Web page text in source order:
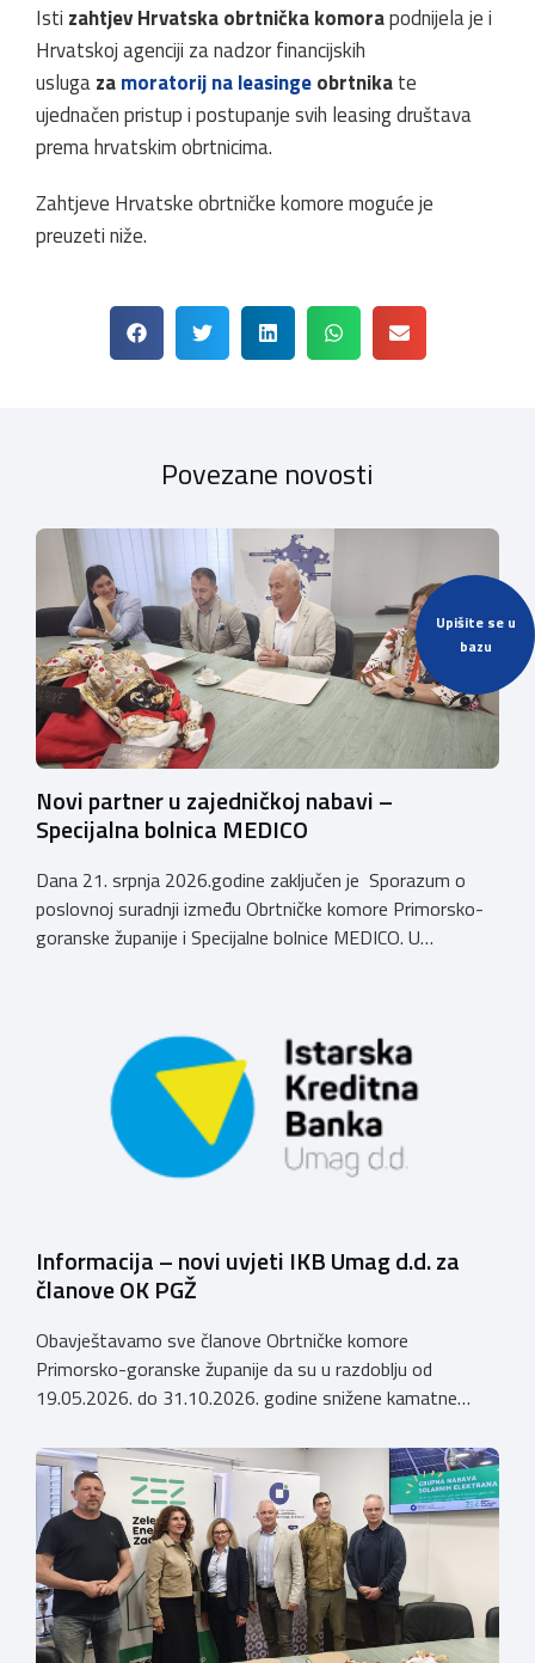
Upišite se u
bazu
Isti zahtjev Hrvatska obrtnička komorapodnijela je i
Hrvatskoj agenciji za nadzor financijskih
uslugazamoratorij na leasingeobrtnikate
ujednačen pristup i postupanje svih leasing društava
prema hrvatskim obrtnicima.
Zahtjeve Hrvatske obrtničke komore moguće je
preuzeti niže.
Povezane novosti
Novi partner u zajedničkoj nabavi –
Specijalna bolnica MEDICO
Dana 21. srpnja 2026.godine zaključen je Sporazum o
poslovnoj suradnji između Obrtničke komore Primorsko-
goranske županije i Specijalne bolnice MEDICO. U
Grubešić, dr.med. Sporazumom se definiraju povoljniji
uvjeti za obrtnike, članove Komore, njihove zaposlenike
te članove uže obitelji obrtnika […]
Informacija – novi uvjeti IKB Umag d.d. za
članove OK PGŽ
Obavještavamo sve članove Obrtničke komore
Primorsko-goranske županije da su u razdoblju od
19.05.2026. do 31.10.2026. godine snižene kamatne
kreditna banka Umag d.d. odobrava članovima Obrtničke
komore Primorsko-goranske županije, a temeljem
Sporazuma o poslovnoj suradnji za 2026. godinu
zaključenog 9. prosinca 2025. godine, prema sljedećem:
Krediti za namjene […]